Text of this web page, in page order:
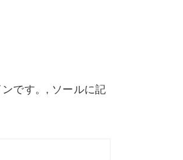
です。, ソールに記